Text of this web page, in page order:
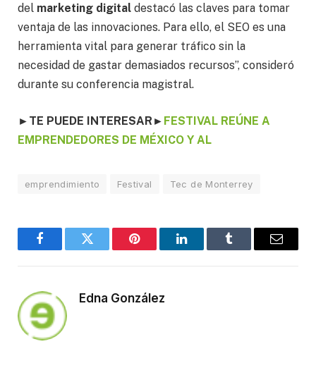
del marketing digital destacó las claves para tomar
ventaja de las innovaciones. Para ello, el SEO es una
herramienta vital para generar tráfico sin la
necesidad de gastar demasiados recursos”, consideró
durante su conferencia magistral.
► TE PUEDE INTERESAR ► FESTIVAL REÚNE A
EMPRENDEDORES DE MÉXICO Y AL
emprendimiento Festival Tec de Monterrey
FacebookTwitter Pinterest LinkedInTumblr Email
Edna González